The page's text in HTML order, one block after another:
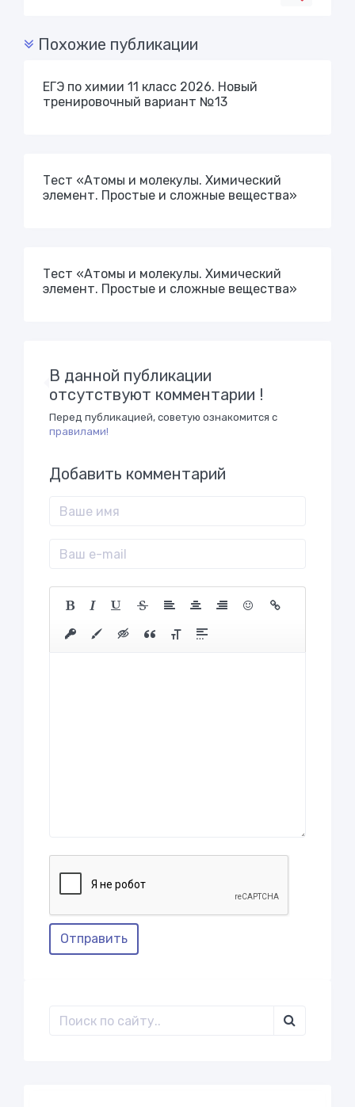
Похожие публикации
ЕГЭ по химии 11 класс 2026. Новый
тренировочный вариант №13
Тест «Атомы и молекулы. Химический
элемент. Простые и сложные вещества»
Тест «Атомы и молекулы. Химический
элемент. Простые и сложные вещества»
В данной публикации
отсутствуют комментарии !
Перед публикацией, советую ознакомится с
правилами!
Добавить комментарий
Отправить